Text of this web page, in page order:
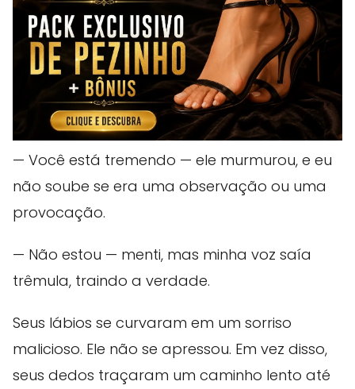
— Você está tremendo — ele murmurou, e eu
não soube se era uma observação ou uma
provocação.
— Não estou — menti, mas minha voz saía
trêmula, traindo a verdade.
Seus lábios se curvaram em um sorriso
malicioso. Ele não se apressou. Em vez disso,
seus dedos traçaram um caminho lento até